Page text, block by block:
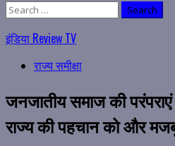
Search
इंडिया Review TV
राज्य समीक्षा
जनजातीय समाज की
राज्य की पहचान को और